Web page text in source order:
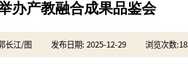
办产教融合成果品鉴会
长江/图 发布日期: 2025-12-29 浏览次数: